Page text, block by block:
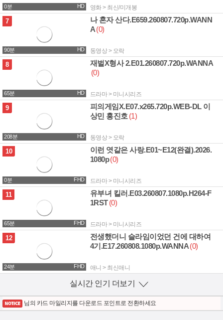
0분 HD 영화 > 최신/미개봉
7
90분 HD
나 혼자 산다.E659.260807.720p.WANN
A(0)
동영상 > 오락
8
65분 HD
재벌X형사 2.E01.260807.720p.WANNA
(0)
드라마 > 미니시리즈
9
208분 HD
피의게임X.E07.x265.720p.WEB-DL 이
상민 홍진호 (1)
동영상 > 오락
10
0분 FHD
이런 엿같은 사랑.E01~E12(완결).2026.
1080p(0)
드라마 > 미니시리즈
11
65분 FHD
유부녀 킬러.E03.260807.1080p.H264-F
1RST (0)
드라마 > 미니시리즈
12
24분 FHD
전생했더니 슬라임이었던 건에 대하여
4기.E17.260808.1080p.WANNA(0)
애니 > 최신애니
실시간 인기 더보기 열기
님의 카드 마일리지를 다운로드 포인트로 전환하세요